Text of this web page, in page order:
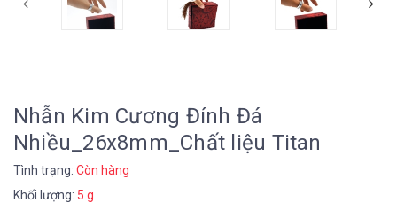
Nhẫn Kim Cương Đính Đá
Nhiều_26x8mm_Chất liệu Titan
Tình trạng: Còn hàng
Khối lượng: 5 g